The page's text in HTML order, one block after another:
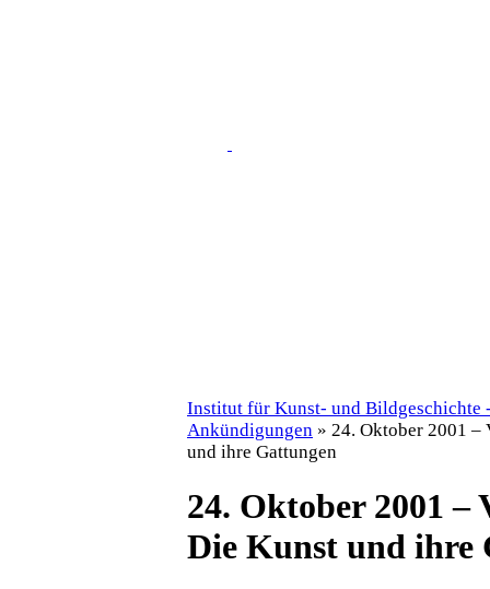
Institut für Kunst- und Bildgeschichte
Ankündigungen » 24. Oktober 2001 –
und ihre Gattungen
24. Oktober 2001 –
Die Kunst und ihre